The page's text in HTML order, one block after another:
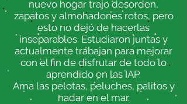
nuevo hogar trajo desorden,
zapatos y almohadones rotos, pero
esto no dejó de hacerlas
inseparables. Estudiaron juntas y
actualmente trabajan para mejorar
con el fin de disfrutar de todo lo
aprendido en las IAP.
Ama las pelotas, peluches, palitos y
nadar en el mar.